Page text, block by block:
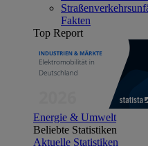
Fakten
Top Report
Energie & Umwelt
Beliebte Statistiken
Aktuelle Statistiken